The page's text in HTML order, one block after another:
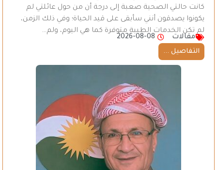
كانت حالتي الصحية صعبة إلى درجة أن من حول عائلتي لم
يكونوا يصدقون أنني سأبقى على قيد الحياة؛ وفي ذلك الزمن،
لم تكن الخدمات الطبية متوفرة كما هي اليوم، ولم…
مقالات
2026-08-08
التفاصيل ...